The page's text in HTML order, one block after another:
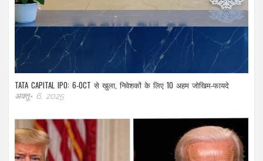
TATA CAPITAL IPO: 6‑OCT से खुला, निवेशकों के लिए 10 अहम जोखिम‑फायदे
अक्तू॰ 6, 2025